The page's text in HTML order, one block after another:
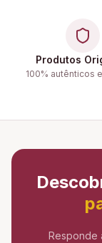
Produtos
100% autênticos
Responde